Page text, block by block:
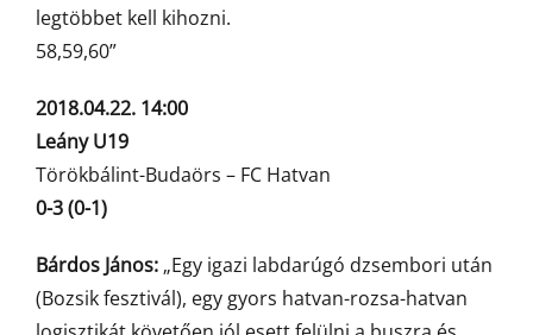
legtöbbet kell kihozni.
58,59,60”
2018.04.22. 14:00
Leány U19
Törökbálint-Budaörs – FC Hatvan
0-3 (0-1)
Bárdos János: „Egy igazi labdarúgó dzsembori után
(Bozsik fesztivál), egy gyors hatvan-rozsa-hatvan